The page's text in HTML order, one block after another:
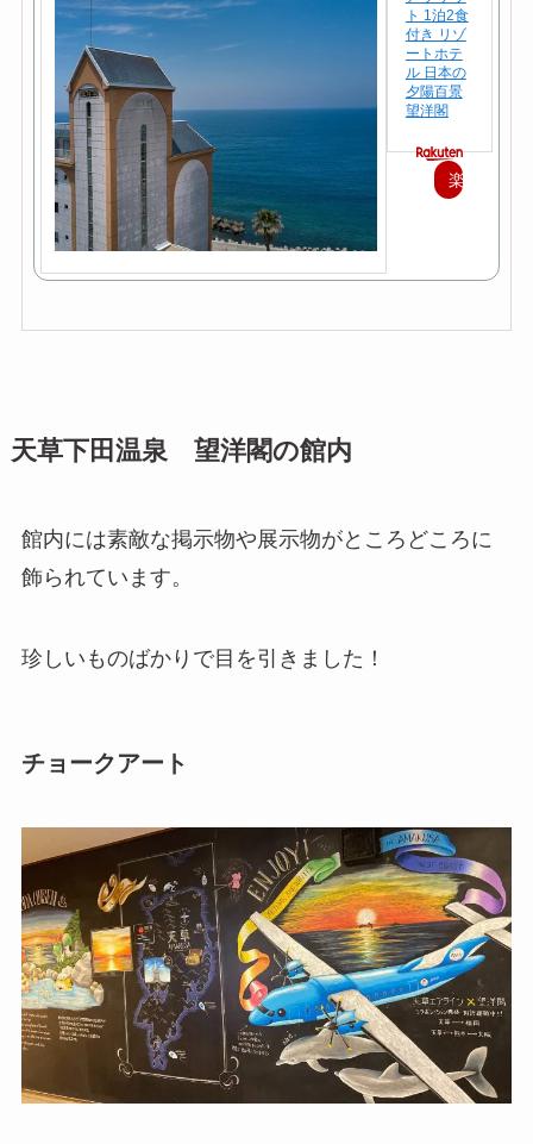
ト 1泊2食
付き リゾ
ートホテ
ル 日本の
夕陽百景
望洋閣
楽
入
天草下田温泉 望洋閣の館内
館内には素敵な掲示物や展示物がところどころに
飾られています。
珍しいものばかりで目を引きました！
チョークアート